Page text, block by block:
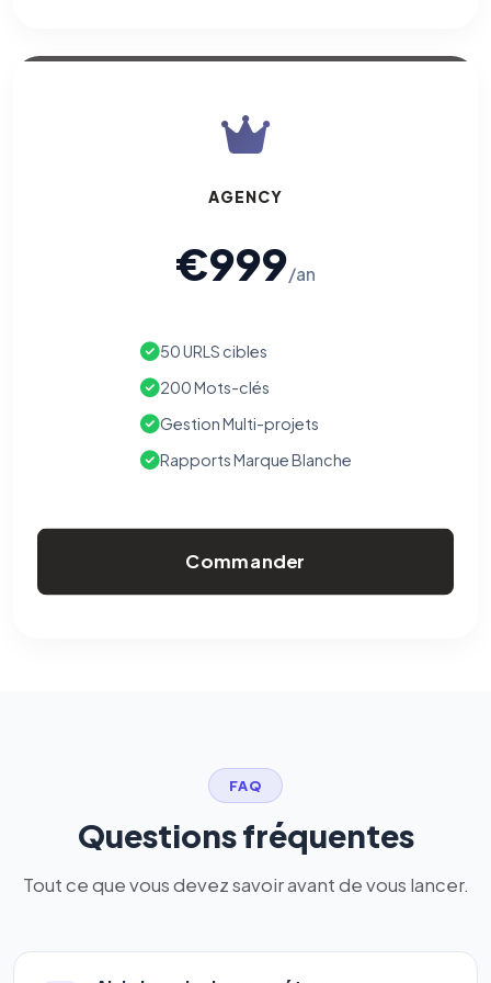
AGENCY
€999/an
50 URLS cibles
200 Mots-clés
Gestion Multi-projets
Rapports Marque Blanche
Commander
FAQ
Questions fréquentes
Tout ce que vous devez savoir avant de vous lancer.